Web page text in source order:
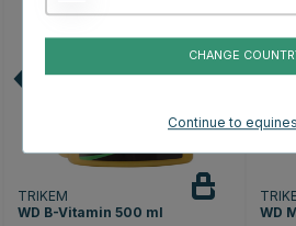
TRIKEM
WD B-Vitamin 500 ml
WD
CHANGE
Continue to